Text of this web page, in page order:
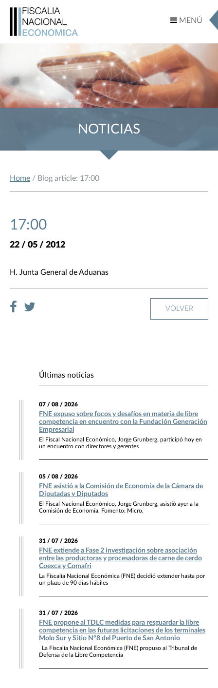
MENÚ
MENÚ
NOTICIAS
Home / Blog article: 17:00
17:00
22 / 05 / 2012
H. Junta General de Aduanas
VOLVER
Últimas noticias
07 / 08 / 2026
FNE expuso sobre focos y desafíos en materia de libre
competencia en encuentro con la Fundación Generación
Empresarial
El Fiscal Nacional Económico, Jorge Grunberg, participó hoy en
un encuentro con directores y gerentes
05 / 08 / 2026
FNE asistió a la Comisión de Economía de la Cámara de
Diputadas y Diputados
El Fiscal Nacional Económico, Jorge Grunberg, asistió ayer a la
Comisión de Economía, Fomento; Micro,
31 / 07 / 2026
FNE extiende a Fase 2 investigación sobre asociación
entre las productoras y procesadoras de carne de cerdo
Coexca y Comafri
La Fiscalía Nacional Económica (FNE) decidió extender hasta por
un plazo de 90 días hábiles
31 / 07 / 2026
FNE propone al TDLC medidas para resguardar la libre
competencia en las futuras licitaciones de los terminales
Molo Sur y Sitio N°8 del Puerto de San Antonio
La Fiscalía Nacional Económica (FNE) propuso al Tribunal de
Defensa de la Libre Competencia